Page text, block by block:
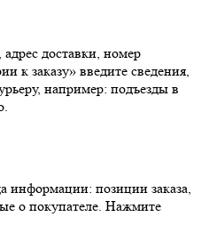
доставки, номер
к заказу» введите сведения,
например: подъезды в
информации: позиции заказа,
о покупателе. Нажмите